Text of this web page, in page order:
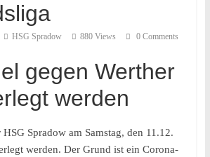
HSG Spradow 880 Views 0 Comments
gegen Werther
werden
Spradow am Samstag, den 11.12.
werden. Der Grund ist ein Corona-